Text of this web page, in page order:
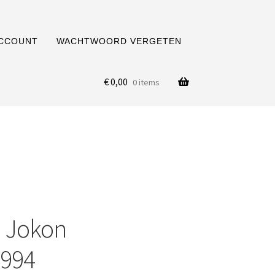
WACHTWOORD VERGETEN
€0,00 0 items
Jokon